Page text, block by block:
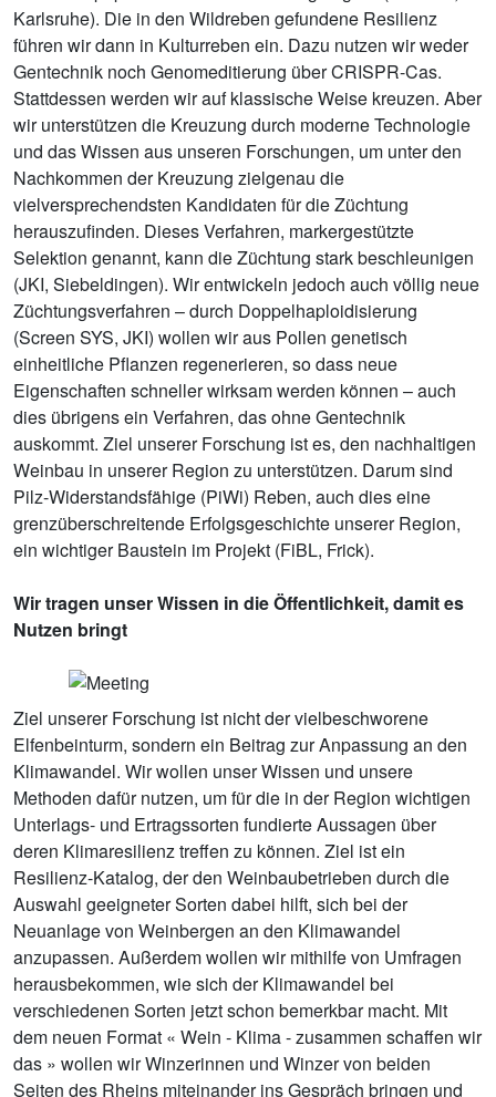
Karlsruhe). Die in den Wildreben gefundene Resilienz
führen wir dann in Kulturreben ein. Dazu nutzen wir weder
Gentechnik noch Genomeditierung über CRISPR-Cas.
Stattdessen werden wir auf klassische Weise kreuzen. Aber
wir unterstützen die Kreuzung durch moderne Technologie
und das Wissen aus unseren Forschungen, um unter den
Nachkommen der Kreuzung zielgenau die
vielversprechendsten Kandidaten für die Züchtung
herauszufinden. Dieses Verfahren, markergestützte
Selektion genannt, kann die Züchtung stark beschleunigen
(JKI, Siebeldingen). Wir entwickeln jedoch auch völlig neue
Züchtungsverfahren – durch Doppelhaploidisierung
(Screen SYS, JKI) wollen wir aus Pollen genetisch
einheitliche Pflanzen regenerieren, so dass neue
Eigenschaften schneller wirksam werden können – auch
dies übrigens ein Verfahren, das ohne Gentechnik
auskommt. Ziel unserer Forschung ist es, den nachhaltigen
Weinbau in unserer Region zu unterstützen. Darum sind
Pilz-Widerstandsfähige (PiWi) Reben, auch dies eine
grenzüberschreitende Erfolgsgeschichte unserer Region,
ein wichtiger Baustein im Projekt (FiBL, Frick).
Wir tragen unser Wissen in die Öffentlichkeit, damit es
Nutzen bringt
Ziel unserer Forschung ist nicht der vielbeschworene
Elfenbeinturm, sondern ein Beitrag zur Anpassung an den
Klimawandel. Wir wollen unser Wissen und unsere
Methoden dafür nutzen, um für die in der Region wichtigen
Unterlags- und Ertragssorten fundierte Aussagen über
deren Klimaresilienz treffen zu können. Ziel ist ein
Resilienz-Katalog, der den Weinbaubetrieben durch die
Auswahl geeigneter Sorten dabei hilft, sich bei der
Neuanlage von Weinbergen an den Klimawandel
anzupassen. Außerdem wollen wir mithilfe von Umfragen
herausbekommen, wie sich der Klimawandel bei
verschiedenen Sorten jetzt schon bemerkbar macht. Mit
dem neuen Format « Wein - Klima - zusammen schaffen wir
das » wollen wir Winzerinnen und Winzer von beiden
Seiten des Rheins miteinander ins Gespräch bringen und